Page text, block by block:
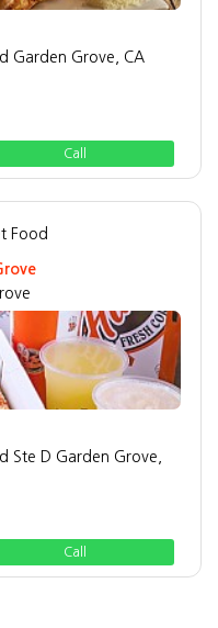
Garden Grove, CA
Call
Food
Ste D Garden Grove,
Call